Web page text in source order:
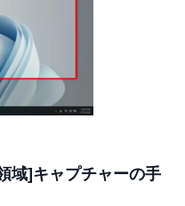
域]キャプチャーの手